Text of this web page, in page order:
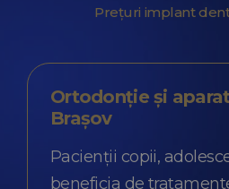
Prețuri implant
Ortodonție și
Brașov
Pacienții copii,
beneficia de